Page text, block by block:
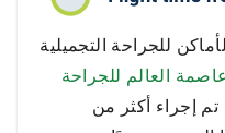
للجراحة التجميلية
عاصمة العالم للجراحة
تم إجراء أكثر من